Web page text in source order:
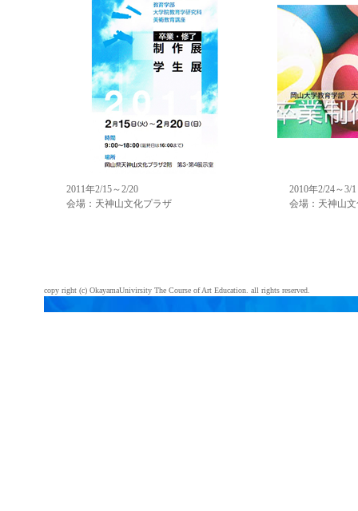
2011年2/15～2/20
会場：天神山文化プラザ
2010年2/24～3/1
会場：天神山
copy right (c) OkayamaUnivirsity The Course of Art Education. all rights reserved.